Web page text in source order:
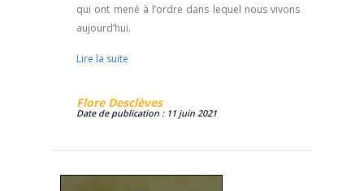
qui ont mené à l’ordre dans lequel nous vivons
aujourd’hui.
Lire la suite
Flore Desclèves
Date de publication : 11 juin 2021